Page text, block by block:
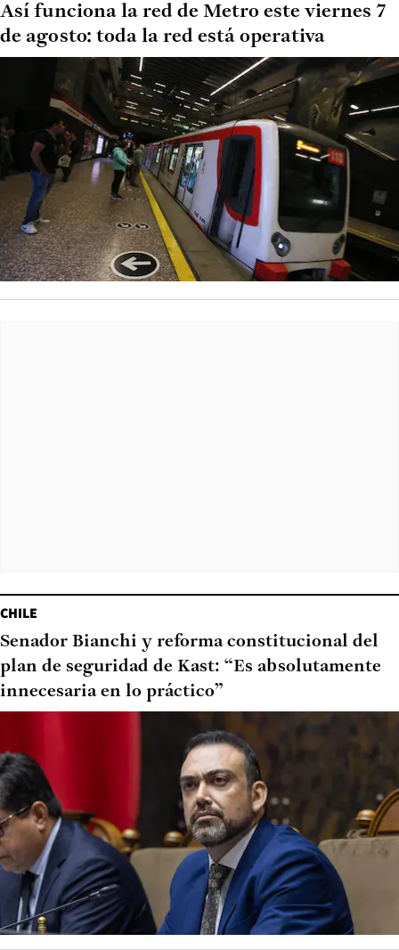
Así funciona la red de Metro este viernes 7
de agosto: toda la red está operativa
CHILE
Senador Bianchi y reforma constitucional del
plan de seguridad de Kast: “Es absolutamente
innecesaria en lo práctico”